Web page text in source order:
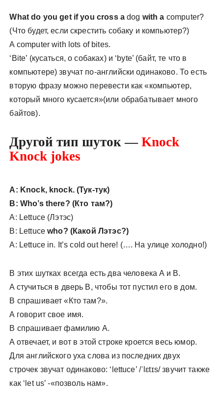
What do you get if you cross adog with a computer?
(Что будет, если скрестить собаку и компьютер?)
A computer with lots of bites.
‘Bite’ (кусаться, о собаках) и ‘byte’ (байт, те что в
компьютере) звучат по-английски одинаково. То есть
вторую фразу можно перевести как «компьютер,
который много кусается»(или обрабатывает много
байтов).
Другой тип шуток —Knock
Knock jokes
A: Knock, knock. (Тук-тук)
B: Who’s there? (Кто там?)
A: Lettuce (Лэтэс)
B: Lettucewho? (Какой Лэтэс?)
A: Lettuce in. It’s cold out here! (…. На улице холодно!)
В этих шутках всегда есть два человека A и B.
A стучиться в дверь B, чтобы тот пустил его в дом.
B спрашивает «Кто там?».
A говорит свое имя.
B спрашивает фамилию A.
A отвечает, и вот в этой строке кроется весь юмор.
Для английского уха слова из последних двух
строчек звучат одинаково: ‘lettuce’ /ˈlɛtɪs/ звучит также
как ‘let us’ -«позволь нам».